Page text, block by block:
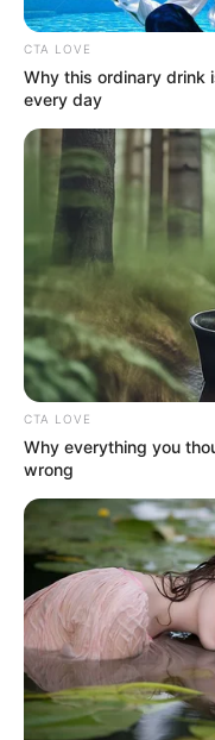
02/10/2023
Fehlgriff der Polizei:
Adresse verletzt! Ein
Olbernhau,
gesorgt. Aufgrund
sächsischen Polizei
peinlich als auch
READ MORE
CTA LOVE
Why this ordinary drink
every day
CTA LOVE
Why everything you
wrong